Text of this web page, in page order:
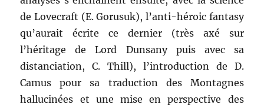
de Lovecraft (E. Gorusuk), l’anti-héroic fantasy
qu’aurait écrite ce dernier (très axé sur
l’héritage de Lord Dunsany puis avec sa
distanciation, C. Thill), l’introduction de D.
Camus pour sa traduction des Montagnes
hallucinées et une mise en perspective des